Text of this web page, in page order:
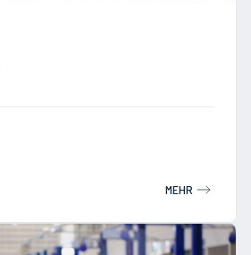
MEHR